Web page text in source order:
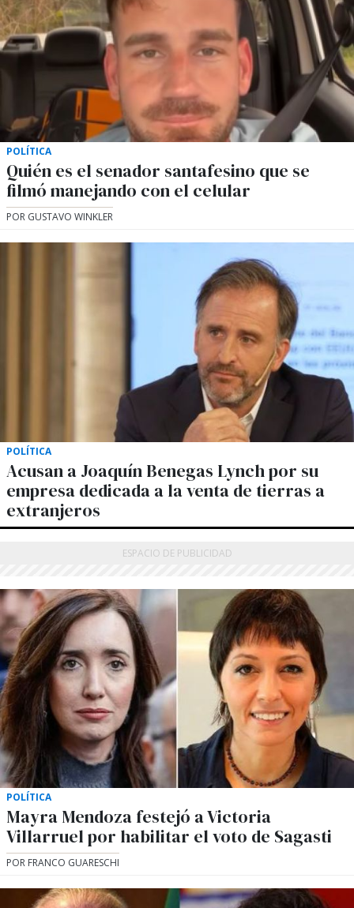
POLÍTICA
Quién es el senador santafesino que se
filmó manejando con el celular
POR GUSTAVO WINKLER
POLÍTICA
Acusan a Joaquín Benegas Lynch por su
empresa dedicada a la venta de tierras a
extranjeros
POLÍTICA
Mayra Mendoza festejó a Victoria
Villarruel por habilitar el voto de Sagasti
POR FRANCO GUARESCHI